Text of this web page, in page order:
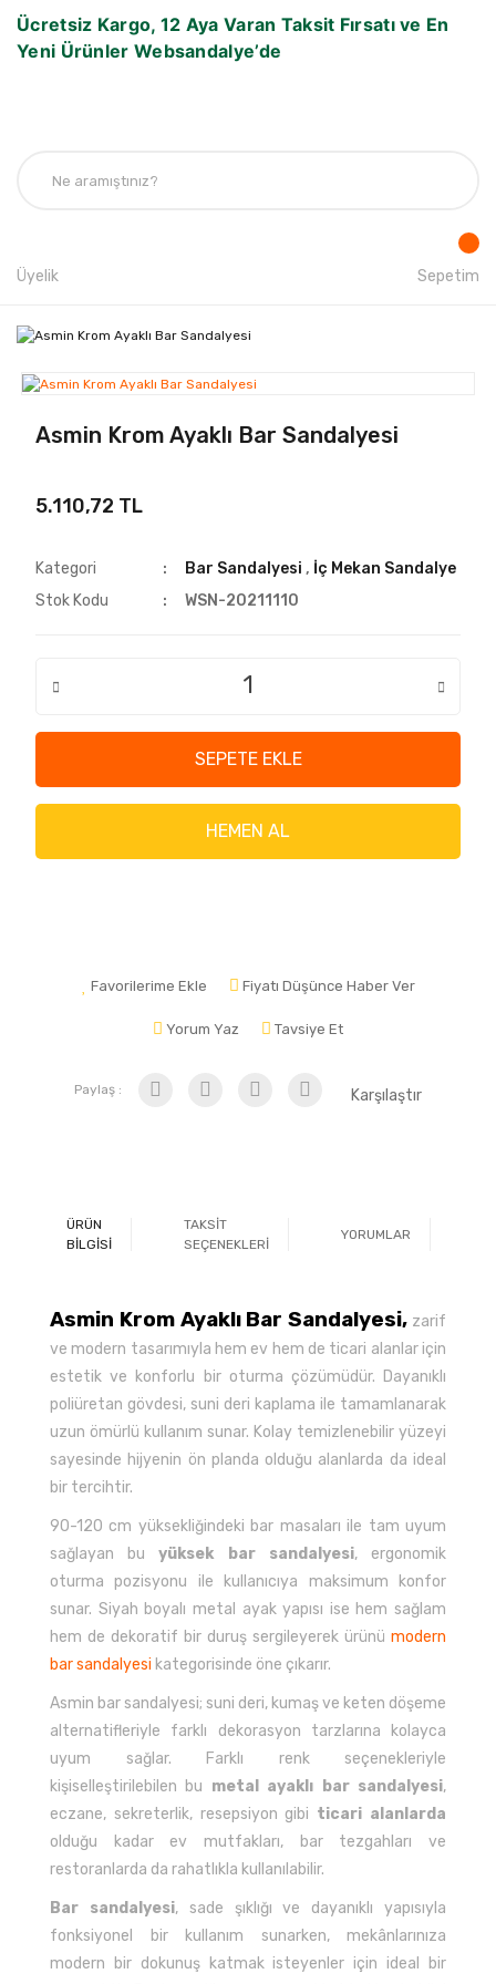
Ücretsiz Kargo, 12 Aya Varan Taksit Fırsatı ve En
Yeni Ürünler Websandalye’de
Üyelik Sepetim
Asmin Krom Ayaklı Bar Sandalyesi
5.110,72 TL
Kategori Bar Sandalyesi , İç Mekan Sandalye
Stok Kodu
WSN-20211110
SEPETE EKLE
HEMEN AL
Favorilerime Ekle Fiyatı Düşünce Haber Ver
Yorum Yaz Tavsiye Et
Paylaş : Karşılaştır
ÜRÜN
BİLGİSİ
TAKSİT
SEÇENEKLERİ
YORUMLAR
Asmin Krom Ayaklı Bar Sandalyesi, zarif
ve modern tasarımıyla hem ev hem de ticari alanlar için
estetik ve konforlu bir oturma çözümüdür. Dayanıklı
poliüretan gövdesi, suni deri kaplama ile tamamlanarak
uzun ömürlü kullanım sunar. Kolay temizlenebilir yüzeyi
sayesinde hijyenin ön planda olduğu alanlarda da ideal
bir tercihtir.
90-120 cm yüksekliğindeki bar masaları ile tam uyum
sağlayan buyüksek bar sandalyesi, ergonomik
oturma pozisyonu ile kullanıcıya maksimum konfor
sunar. Siyah boyalı metal ayak yapısı ise hem sağlam
hem de dekoratif bir duruş sergileyerek ürünü modern
bar sandalyesi kategorisinde öne çıkarır.
Asmin bar sandalyesi; suni deri, kumaş ve keten döşeme
alternatifleriyle farklı dekorasyon tarzlarına kolayca
uyum sağlar. Farklı renk seçenekleriyle
kişiselleştirilebilen bu metal ayaklı bar sandalyesi,
eczane, sekreterlik, resepsiyon gibi ticari alanlarda
olduğu kadar ev mutfakları, bar tezgahları ve
restoranlarda da rahatlıkla kullanılabilir.
Bar sandalyesi, sade şıklığı ve dayanıklı yapısıyla
fonksiyonel bir kullanım sunarken, mekânlarınıza
modern bir dokunuş katmak isteyenler için ideal bir